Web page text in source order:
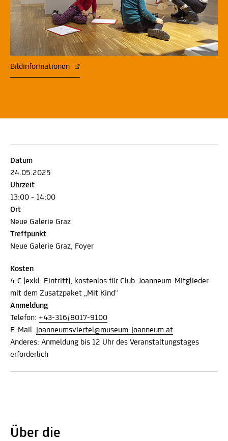
Bildinformationen
Datum
24.05.2025
Uhrzeit
13:00 - 14:00
Ort
Neue Galerie Graz
Treffpunkt
Neue Galerie Graz, Foyer
Kosten
4 € (exkl. Eintritt), kostenlos für Club-Joanneum-Mitglieder
mit dem Zusatzpaket „Mit Kind“
Anmeldung
Telefon: +43-316/8017-9100
E-Mail: joanneumsviertel@museum-joanneum.at
Anderes: Anmeldung bis 12 Uhr des Veranstaltungstages
erforderlich
Über die